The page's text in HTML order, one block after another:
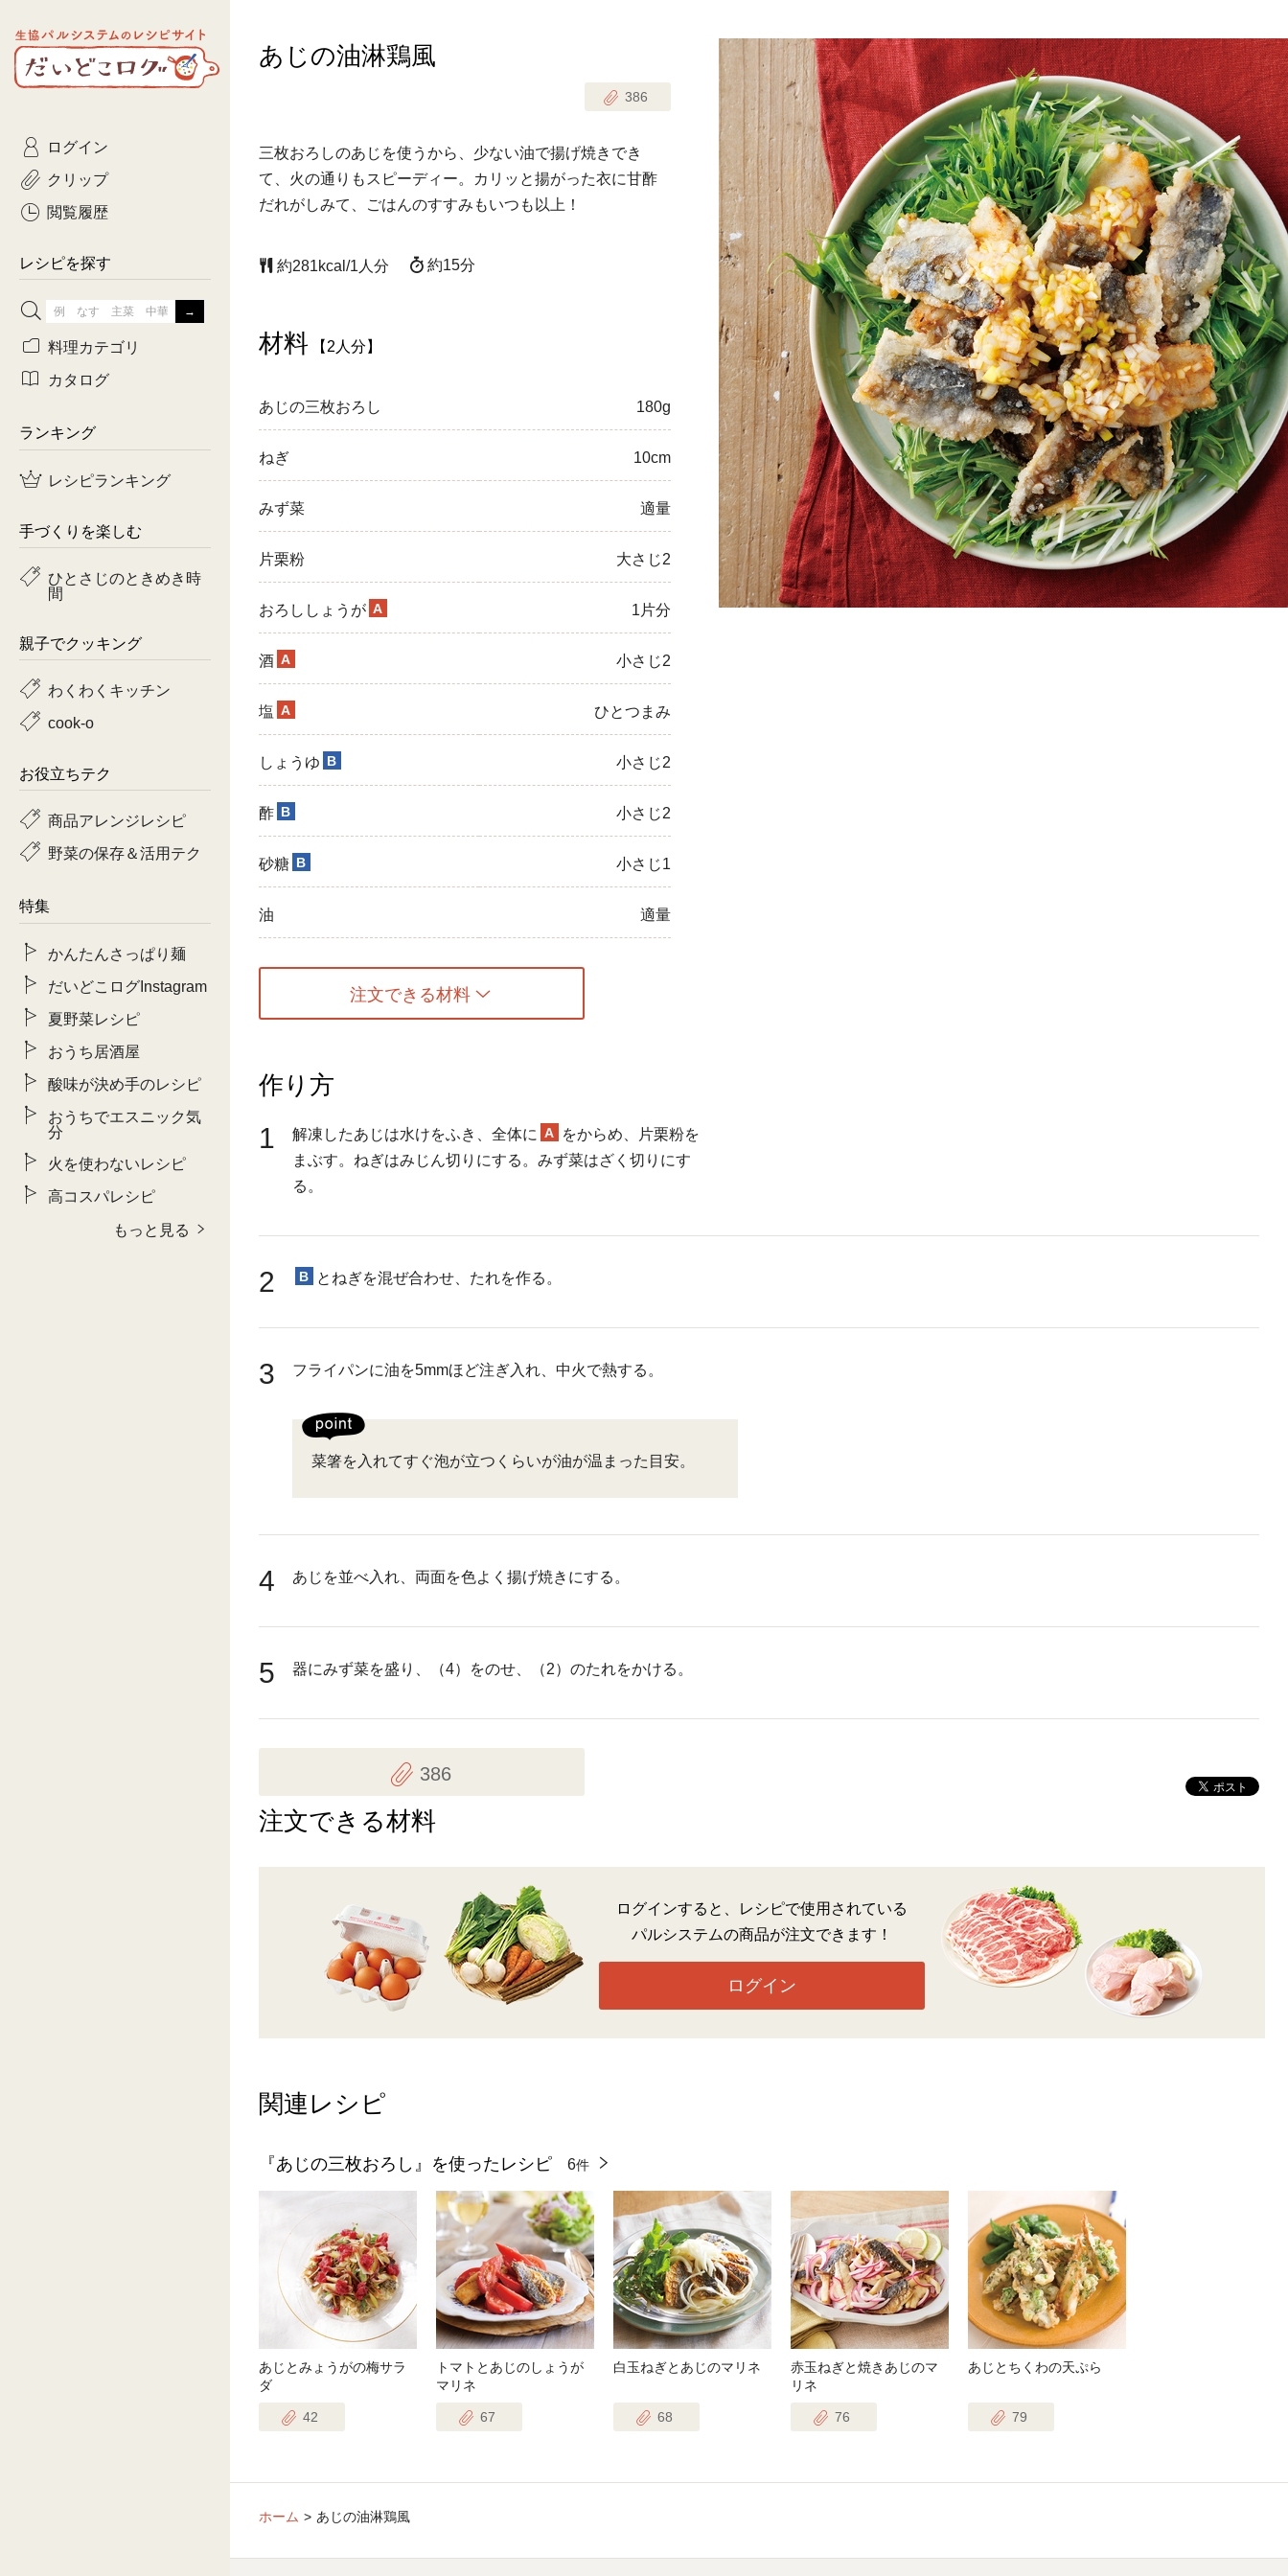
生協パルシステムのレシピ
サイト
だいどこログ
あじの油淋鶏風
386
三枚おろしのあじを使うから、少ない油で揚げ焼きでき
て、火の通りもスピーディー。カリッと揚がった衣に甘酢
だれがしみて、ごはんのすすみもいつも以上！
約281kcal/1人分 約15分
材料 【2人分】
あじの三枚おろし 180g
ねぎ 10cm
みず菜 適量
片栗粉 大さじ2
おろししょうが A 1片分
酒 A 小さじ2
塩 A ひとつまみ
しょうゆ B 小さじ2
酢 B 小さじ2
砂糖 B 小さじ1
油 適量
注文できる材料
作り方
1 解凍したあじは水けをふき、全体に A
をからめ、片栗粉を
まぶす。ねぎはみじん切りにする。みず菜はざく切りにす
る。
2 B とねぎを混ぜ合わせ、たれを作る。
3 フライパンに油を5mmほど注ぎ入れ、中火で熱する。
菜箸を入れてすぐ泡が立つくらいが油が温まった目安。
4 あじを並べ入れ、両面を色よく揚げ焼きにする。
5 器にみず菜を盛り、（4）をのせ、（2）のたれをかける。
386
注文できる材料
ログインすると、レシピで使用されている
パルシステムの商品が注文できます！
ログイン
関連レシピ
『あじの三枚おろし』を使ったレシピ 6件
あじとみょうがの梅サラ
ダ
42
トマトとあじのしょうが
マリネ
67
白玉ねぎとあじのマリネ
68
赤玉ねぎと焼きあじのマ
リネ
76
あじとちくわの天ぷら
79
ホーム あじの油淋鶏風
ログイン
クリップ
閲覧履歴
レシピを探す
ひとさじのときめき時間
おきらくだ 1歳半からの幼児食
3日分ごはんセット（2人分）
牛肉
料理カテゴリ
主菜
常備菜・作りおき お弁当
おつまみ おやつ・デザート
カタログ
コトコト
yumyumいっしょごはん
ぷれーんぺいじ
乾物屋さん
ランキング
レシピランキング
手づくりを楽しむ
ひとさじのときめき時
間
親子でクッキング
わくわくキッチン
cook-o
お役立ちテク
商品アレンジレシピ
野菜の保存＆活用テク
特集
かんたんさっぱり麺
だいどこログInstagram
夏野菜レシピ
おうち居酒屋
酸味が決め手のレシピ
おうちでエスニック気
分
火を使わないレシピ
高コスパレシピ
もっと見る